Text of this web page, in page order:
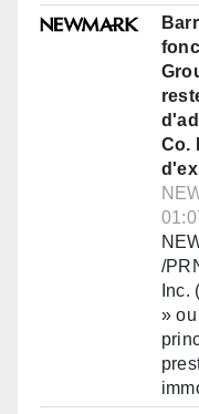
Co.
/
Inc.
»